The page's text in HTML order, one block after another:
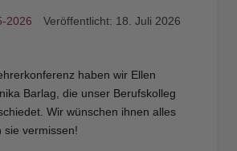
2026 Veröffentlicht: 18. Juli 2026
haben wir Ellen
Barlag, die unser Berufskolleg
Wir wünschen ihnen alles
sie vermissen!